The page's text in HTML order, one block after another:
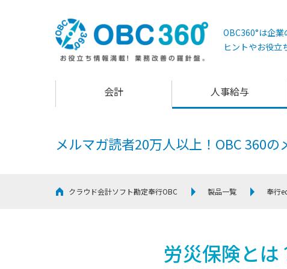
OBC360°は企
ヒントやお役立
会計 人事給与
メルマガ読者20万人以上！ OBC 360の
クラウド会計ソフト勘定奉行OBC 製品一覧 奉行
労災保険と